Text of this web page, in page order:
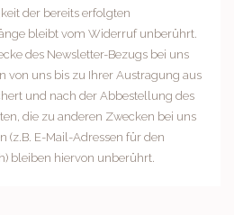
der bereits erfolgten
bleibt vom Widerruf unberührt.
des Newsletter-Bezugs bei uns
von uns bis zu Ihrer Austragung aus
und nach der Abbestellung des
die zu anderen Zwecken bei uns
(z.B. E-Mail-Adressen für den
bleiben hiervon unberührt.